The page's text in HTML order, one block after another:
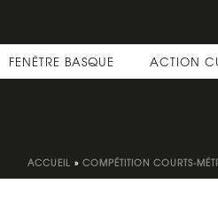
FENÊTRE BASQUE ACTION
ACCUEIL » COMPÉTITION COURTS-